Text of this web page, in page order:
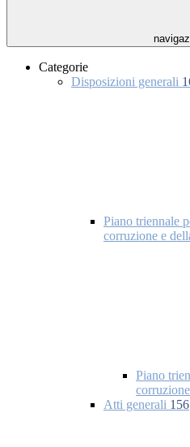
Categorie
Disposizioni generali
Piano triennale
corruzione e
Piano
Atti generali 156